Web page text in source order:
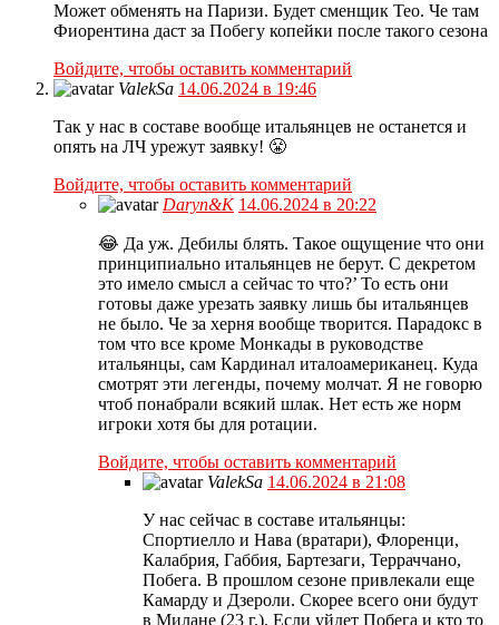
Может обменять на Паризи. Будет сменщик Тео. Че там
Фиорентина даст за Побегу копейки после такого сезона
Войдите, чтобы оставить комментарий
ValekSa 14.06.2024 в 19:46
Так у нас в составе вообще итальянцев не останется и
опять на ЛЧ урежут заявку! 😤
Войдите, чтобы оставить комментарий
Daryn&K 14.06.2024 в 20:22
😂 Да уж. Дебилы блять. Такое ощущение что они
принципиально итальянцев не берут. С декретом
это имело смысл а сейчас то что?’ То есть они
готовы даже урезать заявку лишь бы итальянцев
не было. Че за херня вообще творится. Парадокс в
том что все кроме Монкады в руководстве
итальянцы, сам Кардинал италоамериканец. Куда
смотрят эти легенды, почему молчат. Я не говорю
чтоб понабрали всякий шлак. Нет есть же норм
игроки хотя бы для ротации.
Войдите, чтобы оставить комментарий
ValekSa 14.06.2024 в 21:08
У нас сейчас в составе итальянцы:
Спортиелло и Нава (вратари), Флоренци,
Калабрия, Габбия, Бартезаги, Терраччано,
Побега. В прошлом сезоне привлекали еще
Камарду и Дзероли. Скорее всего они будут
в Милане (23 г.). Если уйдет Побега и кто то